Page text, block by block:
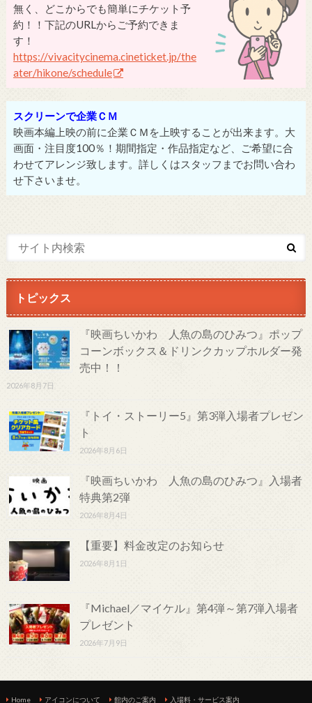
無く、どこからでも簡単にチケット予
約！！下記のURLからご予約できま
す！
https://vivacitycinema.cineticket.jp/the
ater/hikone/schedule
スクリーンで企業ＣＭ
映画本編上映の前に企業ＣＭを上映することが出来ます。大
画面・注目度100％！期間指定・作品指定など、ご希望に合
わせてアレンジ致します。詳しくはスタッフまでお問い合わ
せ下さいませ。
トピックス
『映画ちいかわ 人魚の島のひみつ』ポップ
コーンボックス＆ドリンクカップホルダー発
売中！！
2026年8月7日
『トイ・ストーリー5』第3弾入場者プレゼン
ト
2026年8月6日
『映画ちいかわ 人魚の島のひみつ』入場者
特典第2弾
2026年8月4日
【重要】料金改定のお知らせ
2026年8月1日
『Michael／マイケル』第4弾～第7弾入場者
プレゼント
2026年7月9日
Home アイコンについて 館内のご案内 入場料・サービス案内